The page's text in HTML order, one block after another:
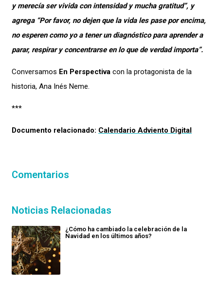
y merecía ser vivida con intensidad y mucha gratitud”, y
agrega “Por favor, no dejen que la vida les pase por encima,
no esperen como yo a tener un diagnóstico para aprender a
parar, respirar y concentrarse en lo que de verdad importa”.
Conversamos En Perspectiva con la protagonista de la
historia, Ana Inés Neme.
***
Documento relacionado: Calendario Adviento Digital
Comentarios
Noticias Relacionadas
¿Cómo ha cambiado la celebración de la
Navidad en los últimos años?